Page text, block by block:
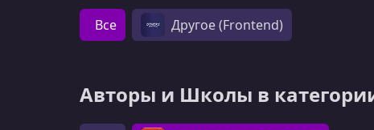
Все Другое (Frontend)
Авторы и Школы в